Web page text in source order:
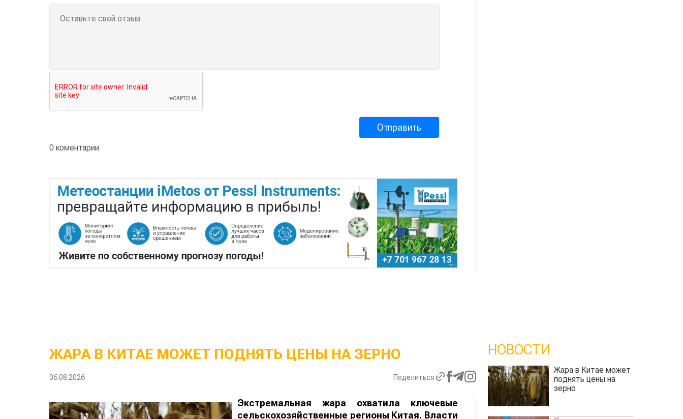
0 коментарии
ЖАРА В КИТАЕ МОЖЕТ ПОДНЯТЬ ЦЕНЫ НА ЗЕРНО
06.08.2026 Поделиться
Экстремальная жара охватила ключевые
сельскохозяйственные регионы Китая. Власти
НОВОСТИ
Жара в Китае может
поднять цены на
зерно